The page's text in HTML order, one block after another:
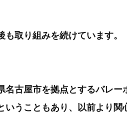
取り組みを続けています。
名古屋市を拠点とするバレー
うこともあり、以前より関